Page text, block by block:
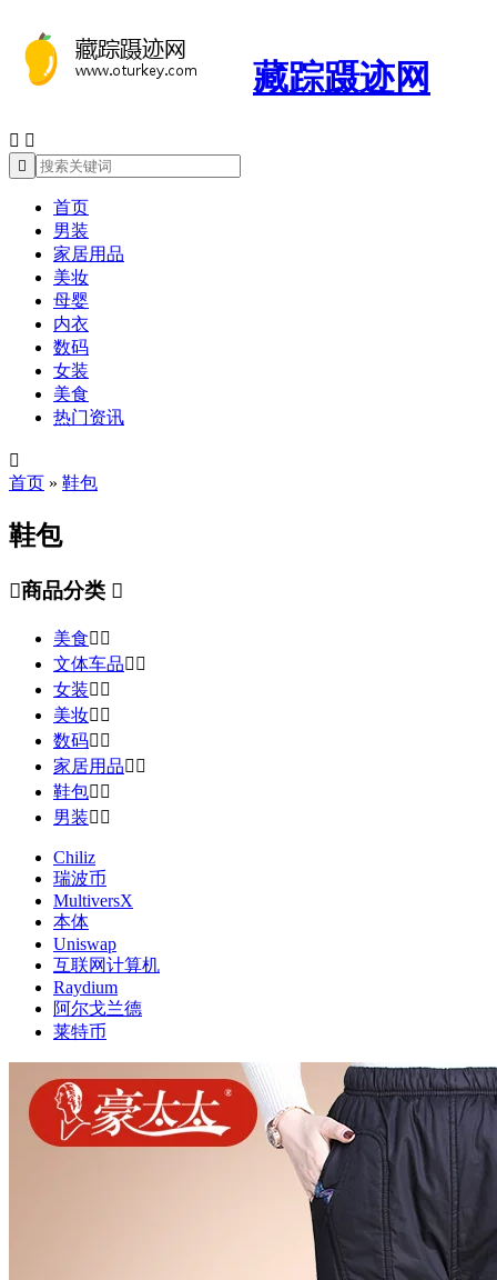
藏踪蹑迹网
 

首页
男装
家居用品
美妆
母婴
内衣
数码
女装
美食
热门资讯

首页 » 鞋包
鞋包
商品分类 
美食 
文体车品 
女装 
美妆 
数码 
家居用品 
鞋包 
男装 
Chiliz
瑞波币
MultiversX
本体
Uniswap
互联网计算机
Raydium
阿尔戈兰德
莱特币